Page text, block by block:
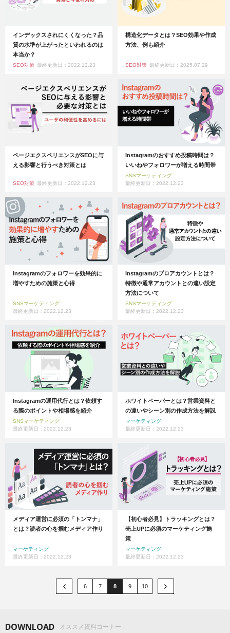
インデックスされにくくなった？品
質の水準が上がったといわれるのは
本当か？
SEO対策 最終更新日：2022.12.23
構造化データとは？SEO効果や作成
方法、例も紹介
SEO対策 最終更新日：2025.07.29
ページエクスペリエンスがSEOに与
える影響と行うべき対策とは
SEO対策 最終更新日：2022.12.23
Instagramのおすすめ投稿時間は？
いいねやフォロワーが増える時間帯
SNSマーケティング
最終更新日：2022.12.23
Instagramのフォロワーを効果的に
増やすための施策と心得
SNSマーケティング
最終更新日：2022.12.23
Instagramのプロアカウントとは？
特徴や通常アカウントとの違い設定
方法について
SNSマーケティング
最終更新日：2022.12.23
Instagramの運用代行とは？依頼す
る際のポイントや相場感を紹介
SNSマーケティング
最終更新日：2022.12.23
ホワイトペーパーとは？営業資料と
の違いやシーン別の作成方法を解説
マーケティング
最終更新日：2022.12.23
メディア運営に必須の「トンマナ」
とは？読者の心を掴むメディア作り
マーケティング
最終更新日：2022.12.23
【初心者必見】トラッキングとは？
売上UPに必須のマーケティング施
策
マーケティング
最終更新日：2022.12.23
6 7 8 9 10
DOWNLOAD オススメ資料コーナー